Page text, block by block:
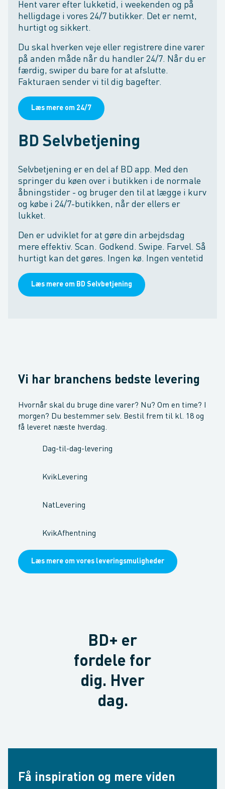
Hent varer efter lukketid, i weekenden og på
helligdage i vores 24/7 butikker. Det er nemt,
hurtigt og sikkert.
Du skal hverken veje eller registrere dine varer
på anden måde når du handler 24/7. Når du er
færdig, swiper du bare for at afslutte.
Fakturaen sender vi til dig bagefter.
Læs mere om 24/7
BD Selvbetjening
Selvbetjening er en del af BD app. Med den
springer du køen over i butikken i de normale
åbningstider - og bruger den til at lægge i kurv
og købe i 24/7-butikken, når der ellers er
lukket.
Den er udviklet for at gøre din arbejdsdag
mere effektiv. Scan. Godkend. Swipe. Farvel. Så
hurtigt kan det gøres. Ingen kø. Ingen ventetid
Læs mere om BD Selvbetjening
Vi har branchens bedste levering
Hvornår skal du bruge dine varer? Nu? Om en time? I
morgen? Du bestemmer selv. Bestil frem til kl. 18 og
få leveret næste hverdag.
Dag-til-dag-levering
KvikLevering
NatLevering
KvikAfhentning
Læs mere om vores leveringsmuligheder
BD+ er
fordele for
dig. Hver
dag.
Få inspiration og mere viden